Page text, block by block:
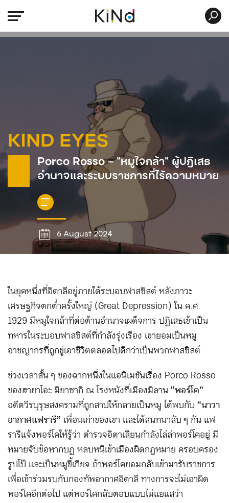
KIND EYES
Porco Rosso – “หมูใจกล้า” ผู้ปฏิเสธ
อำนาจและระบบราชการที่ไร้ความหมาย
6 August 2024
ในยุคหนึ่งที่อิตาลีอยู่ภายใต้ระบอบฟาสซิสต์ หลังภาวะ
เศรษฐกิจตกต่ำครั้งใหญ่ (Great Depression) ใน ค.ศ.
1929 มีหมูใจกล้าที่ต่อต้านอำนาจเผด็จการ ปฏิเสธเข้าเป็น
ทหารในระบอบฟาสซิสต์ที่กำลังรุ่งเรือง เขายอมเป็นหมู
อาชญากรที่ถูกขู่เอาชีวิตตลอดไปดีกว่าเป็นพวกฟาสซิสต์
ช่วงเวลาสั้น ๆ ของฉากหนึ่งในแอนิเมชันเรื่อง Porco Rosso
ของฮายาโอะ มิยาซากิ ณ โรงหนังที่เมืองมิลาน“พอร์โค”
อดีตวีรบุรุษสงครามที่ถูกสาปให้กลายเป็นหมู ได้พบกับ“นาวา
อากาศแฟรารี” เพื่อนเก่าของเขา และได้สนทนาลับ ๆ กัน แฟ
รารีแจ้งพอร์โคให้รู้ว่า ตำรวจอิตาเลียนกำลังไล่ล่าพอร์โคอยู่ มี
หมายจับข้อหากบฏ หลบหนีเข้าเมืองผิดกฎหมาย ครอบครอง
รูปโป๊ และเป็นหมูขี้เกียจ ถ้าพอร์โคยอมกลับเข้ามารับราชการ
เพื่อเข้าร่วมรบกับกองทัพอากาศอิตาลี ทางการจะไม่เอาผิด
พอร์โคอีกต่อไป แต่พอร์โคกลับตอบแบบไม่แยแสว่า